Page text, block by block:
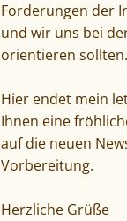
Forderungen der
und wir uns bei
orientieren sollten.
Hier endet mein
Ihnen eine
auf die neuen
Vorbereitung.
Herzliche Grüße